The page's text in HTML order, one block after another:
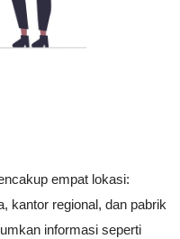
empat lokasi:
kantor regional, dan pabrik
informasi seperti